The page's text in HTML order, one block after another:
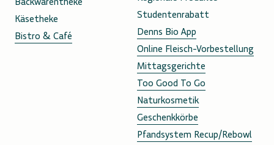
Käsetheke
Bistro & Café
Studentenrabatt
Denns Bio App
Online Fleisch-Vorbestellung
Mittagsgerichte
Too Good To Go
Naturkosmetik
Geschenkkörbe
Pfandsystem Recup/Rebowl